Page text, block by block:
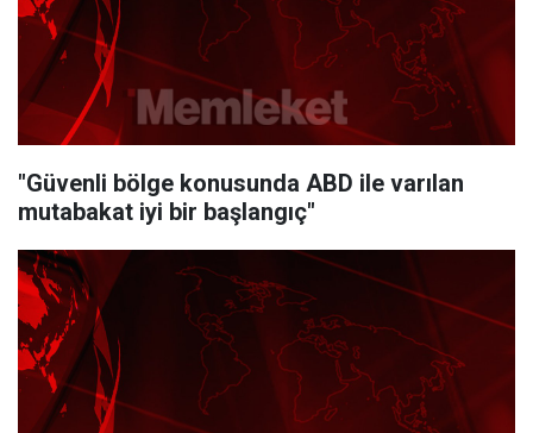
"Güvenli bölge konusunda ABD ile varılan
mutabakat iyi bir başlangıç"